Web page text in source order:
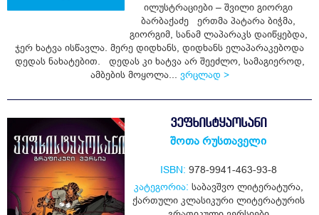
ილუსტრაციები – შვილი გიორგი
ბარბაქაძე ერთმა პატარა ბიჭმა,
გიორგიმ, სანამ ლაპარაკს დაიწყებდა,
ჯერ ხატვა ისწავლა. მერე დიდხანს, დიდხანს ელაპარაკებოდა
დედას ნახატებით. დედას კი ხატვა არ შეეძლო, სამაგიეროდ,
ამბების მოყოლა... ვრცლად >
ᲕᲔᲤᲮᲘᲡᲢᲧᲐᲝᲡᲐᲜᲘ
შოთა რუსთაველი
ISBN: 978-9941-463-93-8
კატეგორია: საბავშვო ლიტერატურა,
ქართული კლასიკური ლიტერატურის